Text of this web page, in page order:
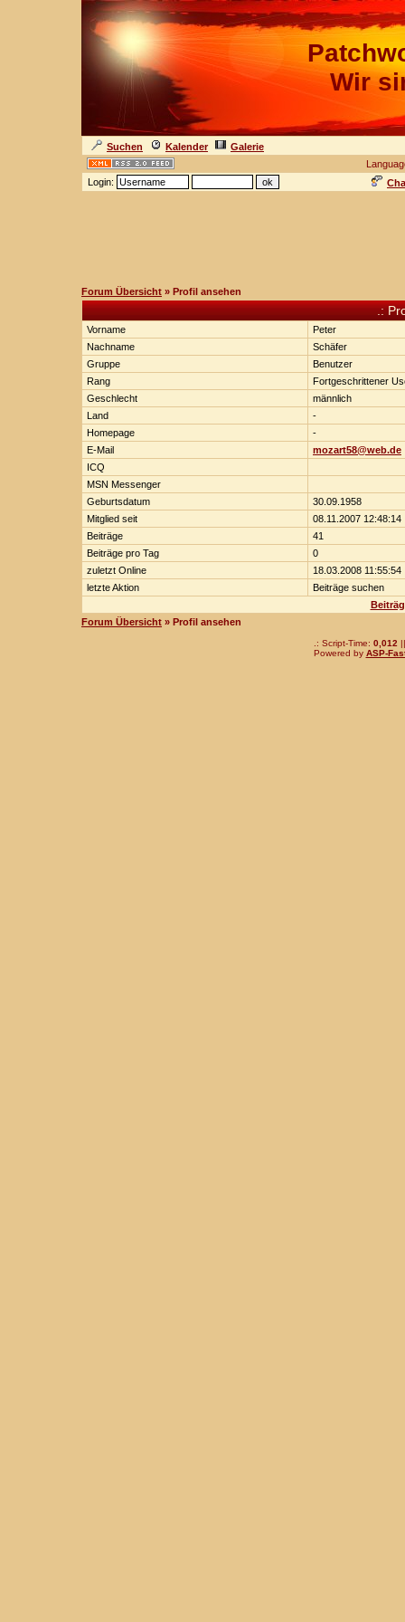
Wir
Suchen Kalender
Galerie
Login:
Forum Übersicht » Profil ansehen
.:
Vorname
Peter
Nachname
Schäfer
Gruppe
Benutzer
Rang
Fortgeschrittener
Geschlecht
männlich
Land
-
Homepage
-
E-Mail
mozart58@web.de
ICQ
MSN Messenger
Geburtsdatum
30.09.1958
Mitglied seit
08.11.2007 12:48:14
Beiträge
41
Beiträge pro Tag
0
zuletzt Online
18.03.2008 11:55:54
letzte Aktion
Beiträge suchen
Forum Übersicht » Profil ansehen
.: Script-Time: 0,012
Powered by ASP-